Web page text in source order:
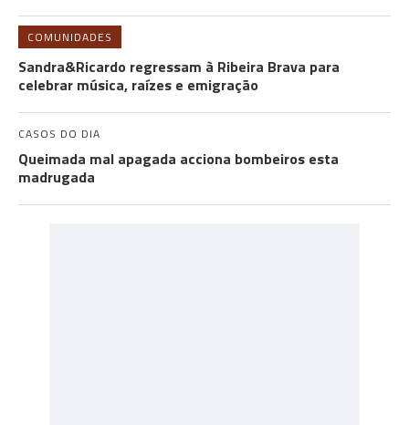
COMUNIDADES
Sandra&Ricardo regressam à Ribeira Brava para
celebrar música, raízes e emigração
CASOS DO DIA
Queimada mal apagada acciona bombeiros esta
madrugada